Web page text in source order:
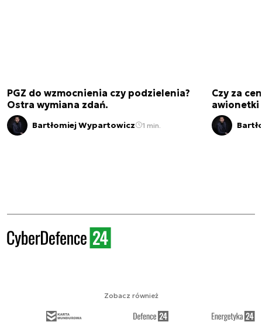
PGZ do wzmocnienia czy podzielenia?
Ostra wymiana zdań.
Bartłomiej Wypartowicz 1 min.
Czy za
awionetki
Zobacz również